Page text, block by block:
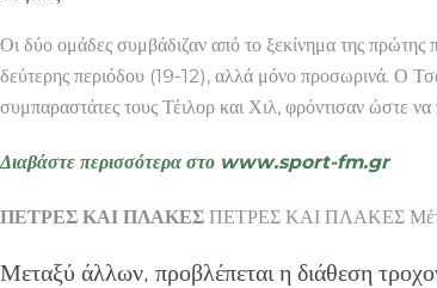
Οι δύο ομάδες συμβάδιζαν από το ξεκίνημα της
δεύτερης περιόδου (19-12), αλλά μόνο προσωρινά. Ο
συμπαραστάτες τους Τέιλορ και Χιλ, φρόντισαν ώστε
Διαβάστε περισσότερα στο www.sport-fm.gr
ΠΕΤΡΕΣ ΚΑΙ ΠΛΑΚΕΣ ΠΕΤΡΕΣ ΚΑΙ ΠΛΑΚΕΣ
Μεταξύ άλλων, προβλέπεται η διάθεση